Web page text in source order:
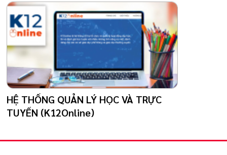
HỆ THỐNG QUẢN LÝ HỌC VÀ TRỰC
TUYẾN (K12Online)